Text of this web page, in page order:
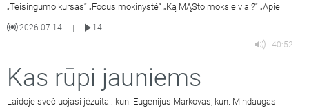
„Teisingumo kursas“ „Focus mokinystė“ „Ką MĄSto moksleiviai?“ „Apie
2026-07-14 |
14
40:52
Kas rūpi jauniems
Laidoje svečiuojasi jėzuitai: kun. Eugenijus Markovas, kun. Mindaugas